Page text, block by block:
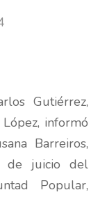
Gutiérrez,
informó
Barreiros,
de juicio del
Popular,